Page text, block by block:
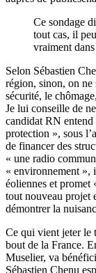
Ce sondage
tout cas, il
vraiment
Selon Sébastien
région, sinon, on ne
sécurité, le
Je lui conseille de
candidat RN entend
protection », sous
de financer des
« une radio
« environnement »,
éoliennes et
tout nouveau projet
démontrer la
Ce qui vient jeter le
bout de la France.
Muselier, va
Sébastien Chenu